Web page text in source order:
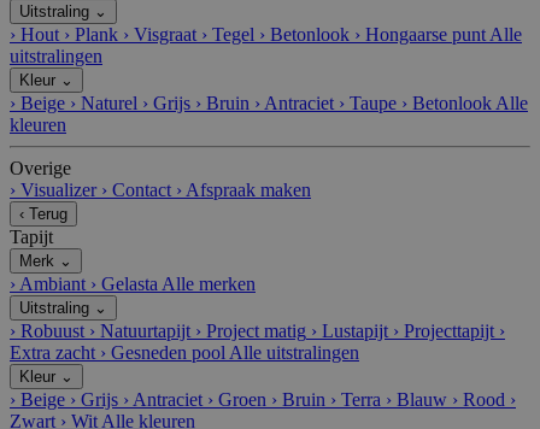
Uitstraling ⌄
› Hout › Plank › Visgraat › Tegel › Betonlook › Hongaarse punt Alle
uitstralingen
Kleur ⌄
› Beige › Naturel › Grijs › Bruin › Antraciet › Taupe › Betonlook Alle
kleuren
Overige
› Visualizer › Contact › Afspraak maken
‹ Terug
Tapijt
Merk ⌄
› Ambiant › Gelasta Alle merken
Uitstraling ⌄
› Robuust › Natuurtapijt › Project matig › Lustapijt › Projecttapijt ›
Extra zacht › Gesneden pool Alle uitstralingen
Kleur ⌄
› Beige › Grijs › Antraciet › Groen › Bruin › Terra › Blauw › Rood ›
Zwart › Wit Alle kleuren